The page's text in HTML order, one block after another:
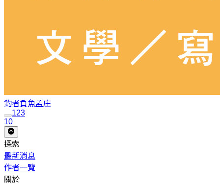
釣者負魚孟庄
123
10
探索
最新消息
作者一覽
關於